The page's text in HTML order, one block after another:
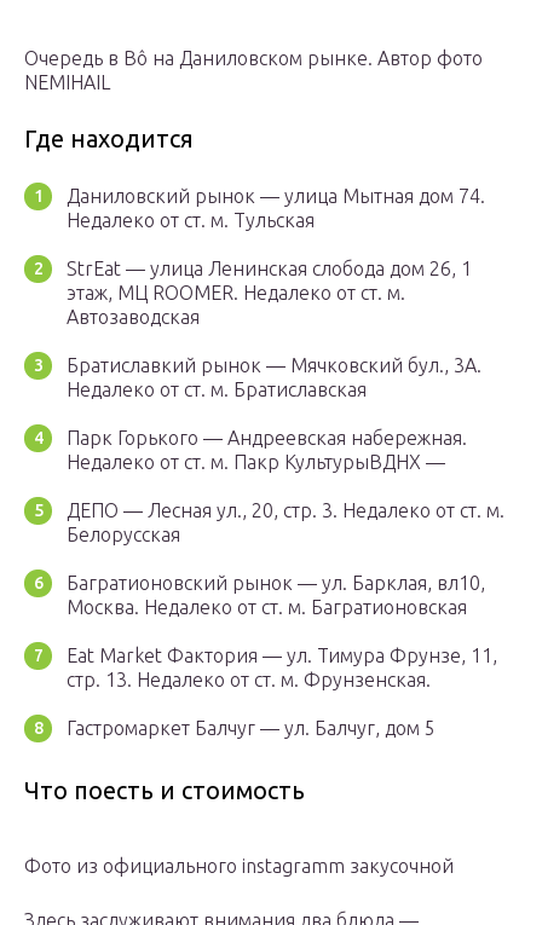
Очередь в Bô на Даниловском рынке. Автор фото
NEMIHAIL
Где находится
Даниловский рынок — улица Мытная дом 74.
Недалеко от ст. м. Тульская
StrEat — улица Ленинская слобода дом 26, 1
этаж, МЦ ROOMER. Недалеко от ст. м.
Автозаводская
Братиславкий рынок — Мячковский бул., 3А.
Недалеко от ст. м. Братиславская
Парк Горького — Андреевская набережная.
Недалеко от ст. м. Пакр КультурыВДНХ —
ДЕПО — Лесная ул., 20, стр. 3. Недалеко от ст. м.
Белорусская
Багратионовский рынок — ул. Барклая, вл10,
Москва. Недалеко от ст. м. Багратионовская
Eat Market Фактория — ул. Тимура Фрунзе, 11,
стр. 13. Недалеко от ст. м. Фрунзенская.
Гастромаркет Балчуг — ул. Балчуг, дом 5
Что поесть и стоимость
Фото из официального instagramm закусочной
Здесь заслуживают внимания два блюда —